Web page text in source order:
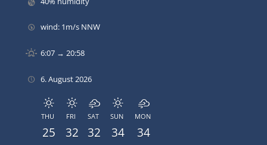
wind: 1m/s NNW
6:07 → 20:58
6. August 2026
THU
25
FRI
32
SAT
32
SUN
34
MON
34